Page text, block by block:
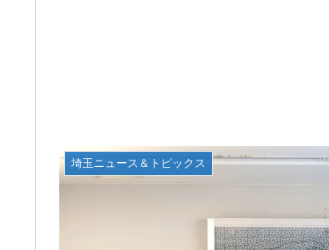
埼玉ニュース＆トピックス